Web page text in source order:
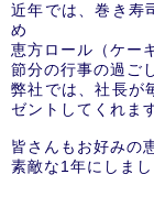
近年では、巻き寿
め
恵方ロール（ケー
節分の行事の過ご
弊社では、社長が
ゼントしてくれま
皆さんもお好みの
素敵な1年にしま